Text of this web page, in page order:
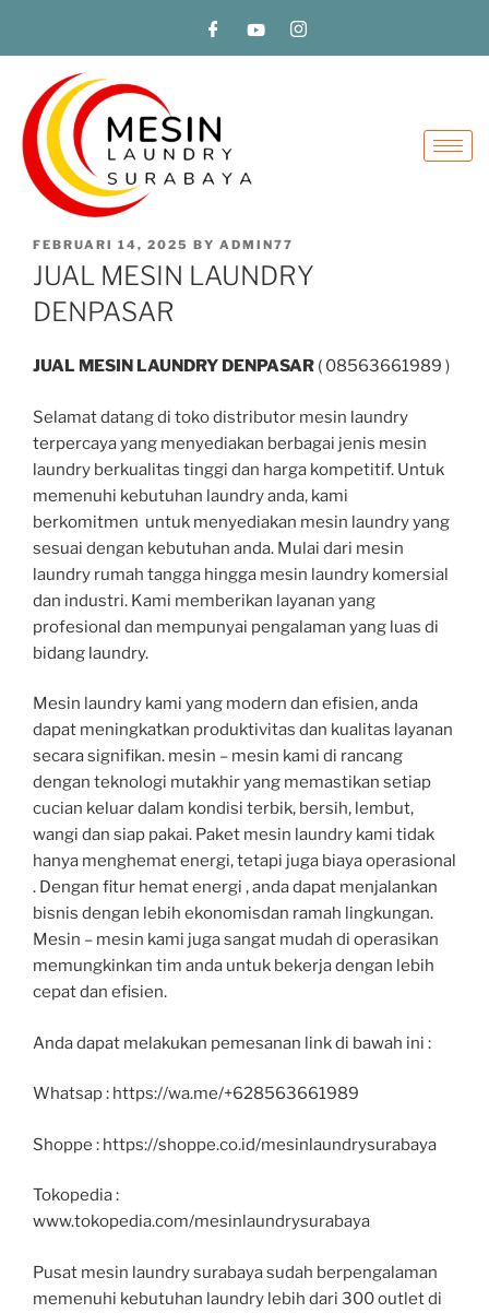
FEBRUARI 14, 2025 BY ADMIN77
JUAL MESIN LAUNDRY
DENPASAR
JUAL MESIN LAUNDRY DENPASAR ( 08563661989 )
Selamat datang di toko distributor mesin laundry
terpercaya yang menyediakan berbagai jenis mesin
laundry berkualitas tinggi dan harga kompetitif. Untuk
memenuhi kebutuhan laundry anda, kami
berkomitmen untuk menyediakan mesin laundry yang
sesuai dengan kebutuhan anda. Mulai dari mesin
laundry rumah tangga hingga mesin laundry komersial
dan industri. Kami memberikan layanan yang
profesional dan mempunyai pengalaman yang luas di
bidang laundry.
Mesin laundry kami yang modern dan efisien, anda
dapat meningkatkan produktivitas dan kualitas layanan
secara signifikan. mesin – mesin kami di rancang
dengan teknologi mutakhir yang memastikan setiap
cucian keluar dalam kondisi terbik, bersih, lembut,
wangi dan siap pakai. Paket mesin laundry kami tidak
hanya menghemat energi, tetapi juga biaya operasional
. Dengan fitur hemat energi , anda dapat menjalankan
bisnis dengan lebih ekonomisdan ramah lingkungan.
Mesin – mesin kami juga sangat mudah di operasikan
memungkinkan tim anda untuk bekerja dengan lebih
cepat dan efisien.
Anda dapat melakukan pemesanan link di bawah ini :
Whatsap : https://wa.me/+628563661989
Shoppe : https://shoppe.co.id/mesinlaundrysurabaya
Tokopedia :
www.tokopedia.com/mesinlaundrysurabaya
Pusat mesin laundry surabaya sudah berpengalaman
memenuhi kebutuhan laundry lebih dari 300 outlet di